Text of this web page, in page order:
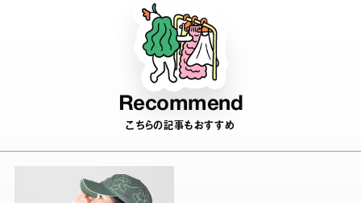
Recommend
こちらの記事もおすすめ